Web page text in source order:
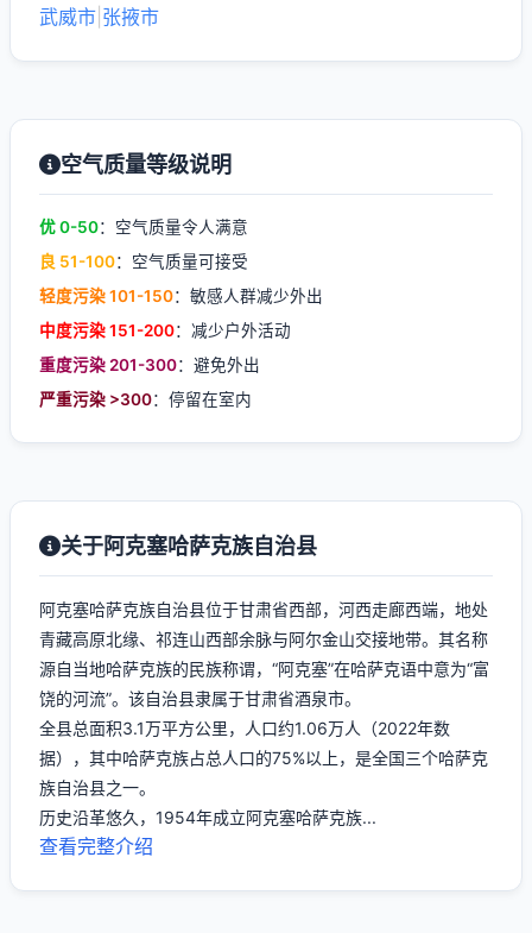
武威市 张掖市
空气质量等级说明
优 0-50：空气质量令人满意
良 51-100：空气质量可接受
轻度污染 101-150：敏感人群减少外出
中度污染 151-200：减少户外活动
重度污染 201-300：避免外出
严重污染 >300：停留在室内
关于阿克塞哈萨克族自治县
阿克塞哈萨克族自治县位于甘肃省西部，河西走廊西端，地处
青藏高原北缘、祁连山西部余脉与阿尔金山交接地带。其名称
源自当地哈萨克族的民族称谓，“阿克塞”在哈萨克语中意为“富
饶的河流”。该自治县隶属于甘肃省酒泉市。
全县总面积3.1万平方公里，人口约1.06万人（2022年数
据），其中哈萨克族占总人口的75%以上，是全国三个哈萨克
族自治县之一。
历史沿革悠久，1954年成立阿克塞哈萨克族...
查看完整介绍